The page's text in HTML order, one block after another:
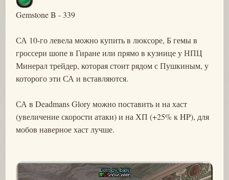
Gemstone B - 339
СА 10-го левела можно купить в люксоре, Б гемы в
гроссери шопе в Гиране или прямо в кузнице у НПЦ
Минерал трейдер, которая стоит рядом с Пушкиным, у
которого эти СА и вставляются.
СА в Deadmans Glory можно поставить и на хаст
(увеличение скорости атаки) и на ХП (+25% к HP), для
мобов наверное хаст лучше.